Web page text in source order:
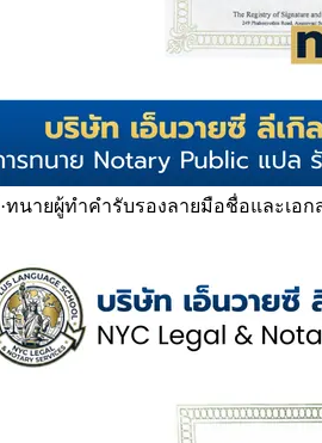
·ทนายผู้ทำคำรับรองลายมือชื่อและเอก